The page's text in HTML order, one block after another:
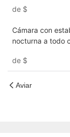
de $
Cámara con
nocturna a todo
de $
Aviar